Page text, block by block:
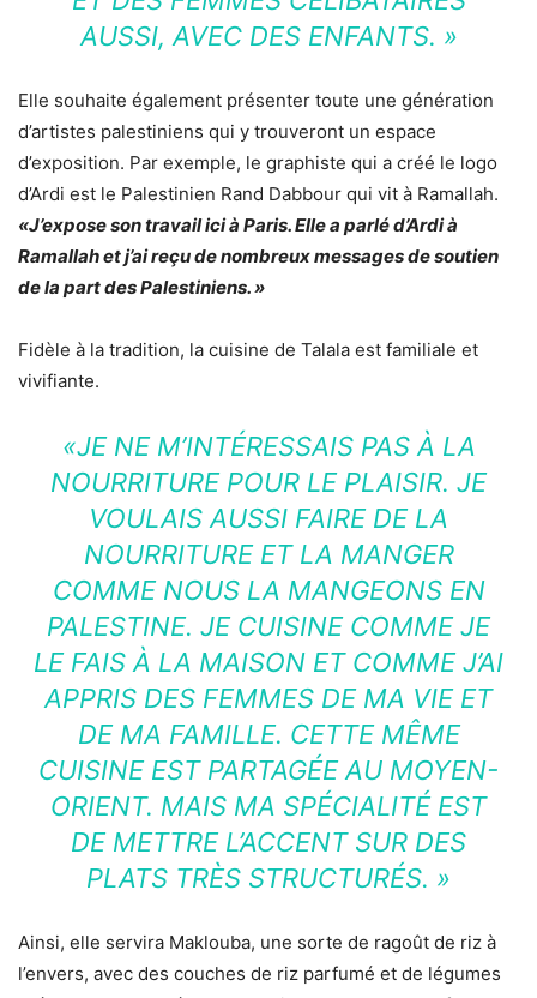
AUSSI, AVEC DES ENFANTS. »
Elle souhaite également présenter toute une génération
d’artistes palestiniens qui y trouveront un espace
d’exposition. Par exemple, le graphiste qui a créé le logo
d’Ardi est le Palestinien Rand Dabbour qui vit à Ramallah.
«J’expose son travail ici à Paris. Elle a parlé d’Ardi à
Ramallah et j’ai reçu de nombreux messages de soutien
de la part des Palestiniens. »
Fidèle à la tradition, la cuisine de Talala est familiale et
vivifiante.
«JE NE M’INTÉRESSAIS PAS À LA
NOURRITURE POUR LE PLAISIR. JE
VOULAIS AUSSI FAIRE DE LA
NOURRITURE ET LA MANGER
COMME NOUS LA MANGEONS EN
PALESTINE. JE CUISINE COMME JE
LE FAIS À LA MAISON ET COMME J’AI
APPRIS DES FEMMES DE MA VIE ET
DE MA FAMILLE. CETTE MÊME
CUISINE EST PARTAGÉE AU MOYEN-
ORIENT. MAIS MA SPÉCIALITÉ EST
DE METTRE L’ACCENT SUR DES
PLATS TRÈS STRUCTURÉS. »
Ainsi, elle servira Maklouba, une sorte de ragoût de riz à
l’envers, avec des couches de riz parfumé et de légumes